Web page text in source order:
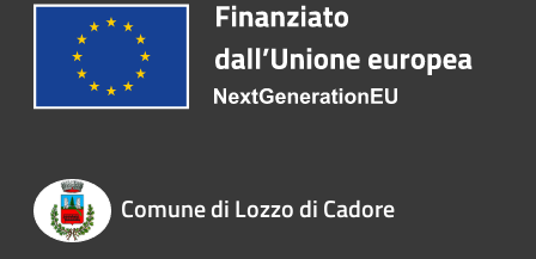
Comune di Lozzo di Cadore